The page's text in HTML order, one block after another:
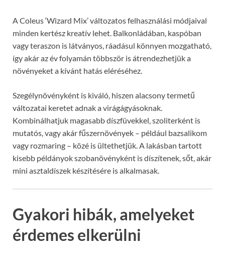
A Coleus ‘Wizard Mix’ változatos felhasználási módjaival
minden kertész kreatív lehet. Balkonládában, kaspóban
vagy teraszon is látványos, ráadásul könnyen mozgatható,
így akár az év folyamán többször is átrendezhetjük a
növényeket a kívánt hatás eléréséhez.
Szegélynövényként is kiváló, hiszen alacsony termetű
változatai keretet adnak a virágágyásoknak.
Kombinálhatjuk magasabb díszfüvekkel, szoliterként is
mutatós, vagy akár fűszernövények – például bazsalikom
vagy rozmaring – közé is ültethetjük. A lakásban tartott
kisebb példányok szobanövényként is díszítenek, sőt, akár
mini asztaldíszek készítésére is alkalmasak.
Gyakori hibák, amelyeket
érdemes elkerülni